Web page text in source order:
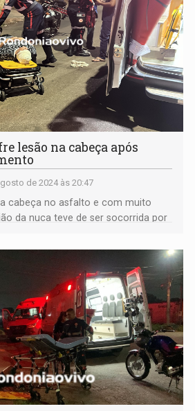
lesão na cabeça após
de 2024 às 20:47
cabeça no asfalto e com muito
da nuca teve de ser socorrida por